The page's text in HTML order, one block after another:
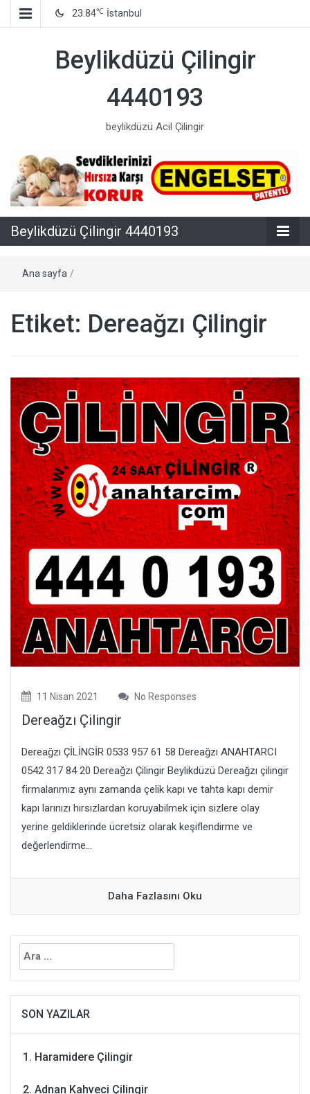
23.84℃ İstanbul
Beylikdüzü Çilingir
4440193
beylikdüzü Acil Çilingir
Beylikdüzü Çilingir 4440193
Ana sayfa /
Etiket: Dereağzı Çilingir
11 Nisan 2021 No Responses
Dereağzı Çilingir
Dereağzı ÇİLİNGİR 0533 957 61 58 Dereağzı ANAHTARCI
0542 317 84 20 Dereağzı Çilingir Beylikdüzü Dereağzı çilingir
firmalarımız aynı zamanda çelik kapı ve tahta kapı demir
kapı larınızı hırsızlardan koruyabilmek için sizlere olay
yerine geldiklerinde ücretsiz olarak keşiflendirme ve
değerlendirme...
Daha Fazlasını Oku
Arama:
SON YAZILAR
Haramidere Çilingir
Adnan Kahveci Çilingir